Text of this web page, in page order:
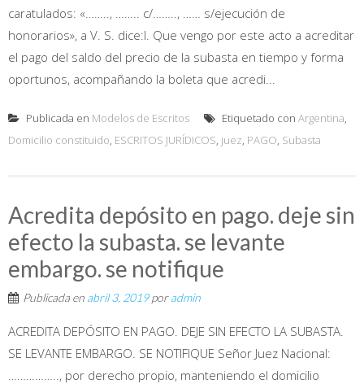
caratulados: «…….., …….. c/…….., …… s/ejecución de
honorarios», a V. S. dice:I. Que vengo por este acto a acreditar
el pago del saldo del precio de la subasta en tiempo y forma
oportunos, acompañando la boleta que acredi...
Publicada en Modelos de Escritos Etiquetado con Argentina,
Domicilio constituido, ESCRITOS JURÍDICOS, juez, PAGO, Subasta
Acredita depósito en pago. deje sin
efecto la subasta. se levante
embargo. se notifique
Publicada en abril 3, 2019poradmin
ACREDITA DEPÓSITO EN PAGO. DEJE SIN EFECTO LA SUBASTA.
SE LEVANTE EMBARGO. SE NOTIFIQUE Señor Juez Nacional:
…………….., por derecho propio, manteniendo el domicilio